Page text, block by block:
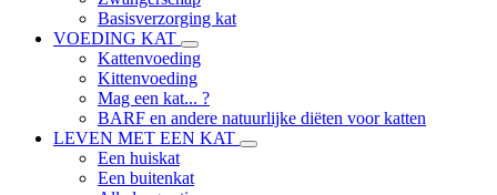
Basisverzorging kat
VOEDING KAT
Kattenvoeding
Kittenvoeding
Mag een kat... ?
BARF en andere natuurlijke diëten voor katten
LEVEN MET EEN KAT
Een huiskat
Een buitenkat